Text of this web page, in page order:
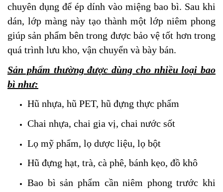
chuyên dụng để ép dính vào miệng bao bì. Sau khi
dán, lớp màng này tạo thành một lớp niêm phong
giúp sản phẩm bên trong được bảo vệ tốt hơn trong
quá trình lưu kho, vận chuyển và bày bán.
Sản phẩm thường được dùng cho nhiều loại bao
bì như:
Hũ nhựa, hũ PET, hũ đựng thực phẩm
Chai nhựa, chai gia vị, chai nước sốt
Lọ mỹ phẩm, lọ dược liệu, lọ bột
Hũ đựng hạt, trà, cà phê, bánh kẹo, đồ khô
Bao bì sản phẩm cần niêm phong trước khi